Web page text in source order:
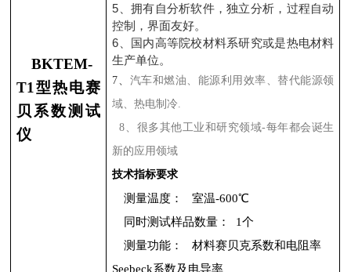
BKTEM-
T1 型热电赛
贝系数测试
仪
5 、拥有自分析软件，独立分析，过程自动
控制，界面友好。
6 、国内高等院校材料系研究或是热电材料
生产单位。
7
汽车和燃油、能源利用效率、替代能源领
域、热电制冷
8 、很多其他工业和研究领域-每年都会诞生
新的应用领域
技术指标要求
测量温度： 室温-600℃
同时测试样品数量：
1个
测量功能：
材料赛贝克系数和电阻率
Seebeck系数及电导率